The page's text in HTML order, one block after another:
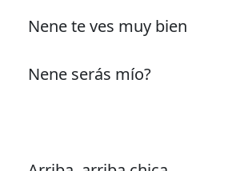
Nene te ves muy bien
Nene serás mío?